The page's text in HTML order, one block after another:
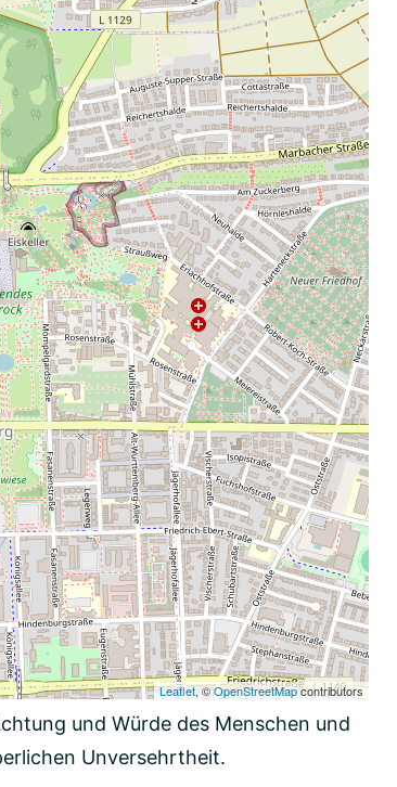
Leaflet, ©OpenStreetMapcontributors
und Würde des Menschen und
Unversehrtheit.